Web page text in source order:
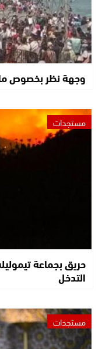
وجهة نظر بخصوص
مستجدات
حريق بجماعة
التدخل
مستجدات